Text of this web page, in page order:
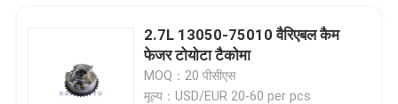
2.7L 13050-75010 वैरिएबल कैम
फेजर टोयोटा टैकोमा
MOQ：20 पीसीएस
मूल्य：USD/EUR 20-60 per pcs